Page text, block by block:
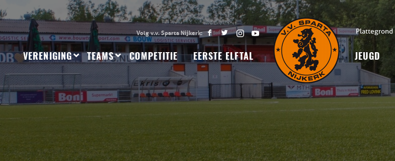
Plattegrond
VERENIGING TEAMS COMPETITIE EERSTE ELFTAL JEUGD